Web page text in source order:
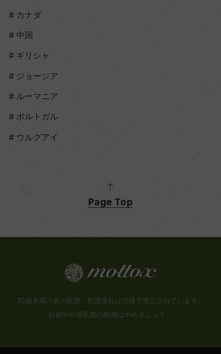
カナダ
中国
ギリシャ
ジョージア
ルーマニア
ポルトガル
ウルグアイ
Page Top
20歳未満の者の飲酒、飲酒運転は法律で禁止されています。
妊娠中や授乳期の飲酒はやめましょう。